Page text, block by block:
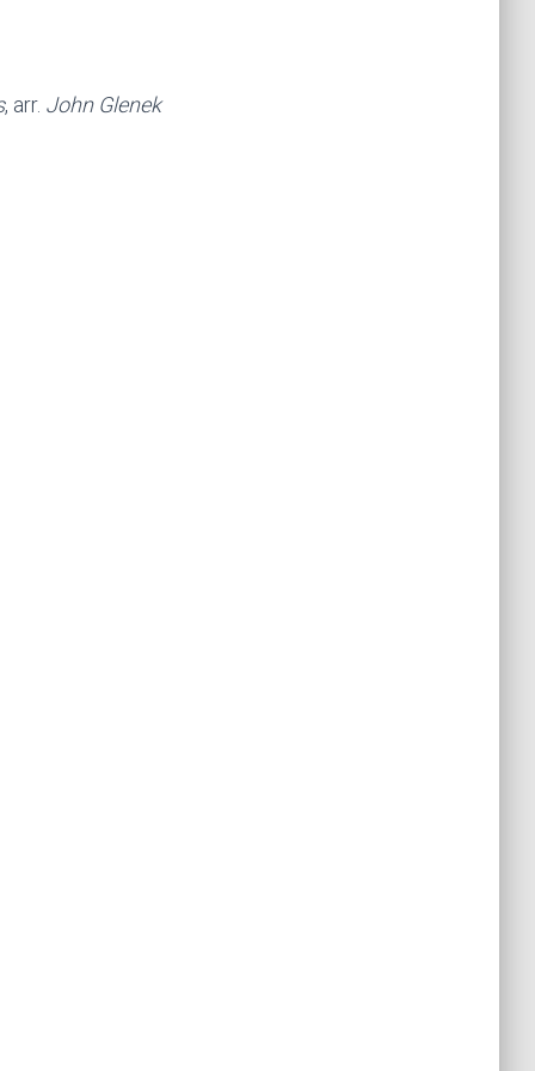
, arr. John Glenek